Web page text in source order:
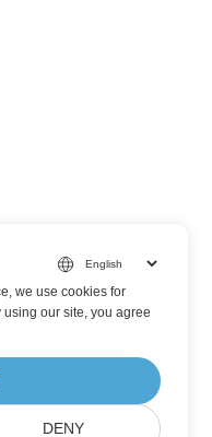
we use cookies for
our site, you agree
DENY